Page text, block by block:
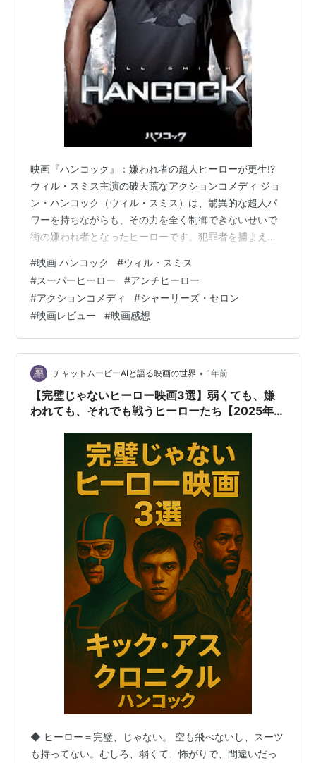
映画『ハンコック』：嫌われ者の超人ヒーローが更生!?
ウィル・スミス主演の破天荒なアクションコメディ ジョ
ン・ハンコック（ウィル・スミス）は、驚異的な超人パ
ワーを持ちながらも、その力を全く制御できないせいで
街の嫌われ者となったヒーローです。犯罪者を捕まえて
数字に上ります。おまけに彼はアルコール依存症で、公
衆の面前で悪態をつく始末。世間から罵倒され、警察か
らも疎まれる日々を送っていました。しかし、彼は数千
年を生きる不死身の存在で、自分が何者なのか、なぜ地
上にたった一人しかいないのかという孤独を抱えていま
した。そんなハンコックが、ある日、危機一髪の…
#映画 ハンコック #ウィル・スミス
#スーパーヒーロー #アンチヒーロー
#アクションコメディ #シャーリーズ・セロン
#映画レビュー #映画感想
チャットムービーAIと語る映画の世界 • 1年前
【完璧じゃないヒーロー映画3選】弱くても、嫌
われても、それでも戦うヒーローたち【2025年
◆ ヒーロー＝完璧、じゃない。 空も飛べないし、スーツ
も持ってない。むしろ、弱くて、怖がりで、間違いだっ